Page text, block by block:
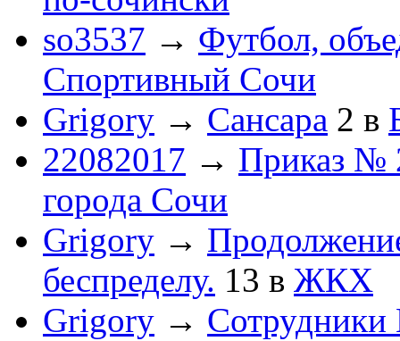
so3537 → Футбол,
Спортивный Сочи
Grigory → Сансара 2 в
22082017 → Приказ №
города Сочи
Grigory →
беспределу. 13 в ЖКХ
Grigory →